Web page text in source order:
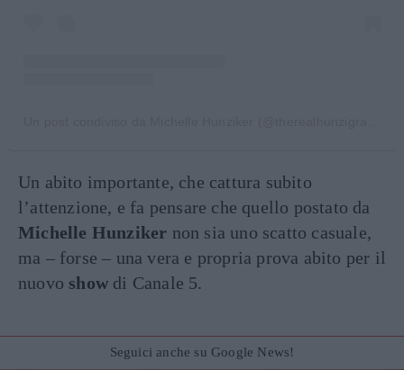
Un abito importante, che cattura subito
l’attenzione, e fa pensare che quello postato da
Michelle Hunziker non sia uno scatto casuale,
ma – forse – una vera e propria prova abito per il
nuovo show di Canale 5.
Seguici anche su Google News!